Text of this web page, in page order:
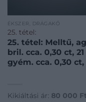
ÉKSZER, DRÁGAKŐ
25. tétel:
25. tétel: Melltű,
bril. cca. 0,30 ct, 21
gyém. cca. 0,30 ct,
Kikiáltási ár: 80 000 Ft